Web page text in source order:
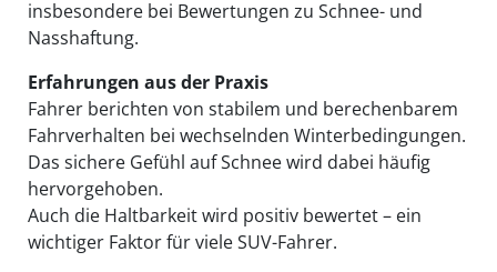
insbesondere bei Bewertungen zu Schnee- und
Nasshaftung.
Erfahrungen aus der Praxis
Fahrer berichten von stabilem und berechenbarem
Fahrverhalten bei wechselnden Winterbedingungen.
Das sichere Gefühl auf Schnee wird dabei häufig
hervorgehoben.
Auch die Haltbarkeit wird positiv bewertet – ein
wichtiger Faktor für viele SUV-Fahrer.